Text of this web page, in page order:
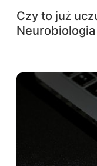
Czy to już